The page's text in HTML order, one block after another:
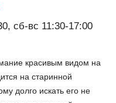
сб-вс 11:30-17:00
красивым видом на
на старинной
долго искать его не